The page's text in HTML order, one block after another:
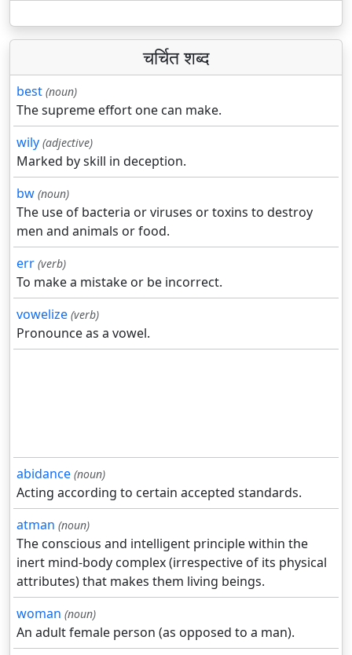
चर्चित शब्द
best (noun)
The supreme effort one can make.
wily (adjective)
Marked by skill in deception.
bw (noun)
The use of bacteria or viruses or toxins to destroy
men and animals or food.
err (verb)
To make a mistake or be incorrect.
vowelize (verb)
Pronounce as a vowel.
abidance (noun)
Acting according to certain accepted standards.
atman (noun)
The conscious and intelligent principle within the
inert mind-body complex (irrespective of its physical
attributes) that makes them living beings.
woman (noun)
An adult female person (as opposed to a man).